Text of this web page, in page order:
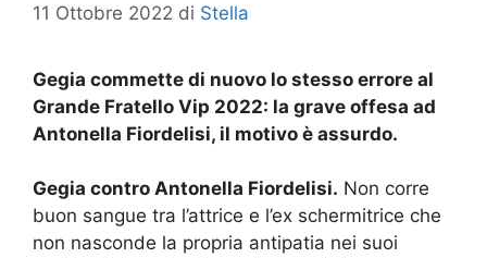
11 Ottobre 2022 di Stella
Gegia commette di nuovo lo stesso errore al
Grande Fratello Vip 2022: la grave offesa ad
Antonella Fiordelisi, il motivo è assurdo.
Gegia contro Antonella Fiordelisi. Non corre
buon sangue tra l’attrice e l’ex schermitrice che
non nasconde la propria antipatia nei suoi